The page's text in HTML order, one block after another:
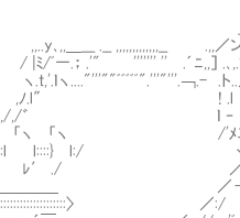
.,,／ン'"゛i./ ﾞ
一.； .'" ''''''' '' .´ﾆ,,］ .､
ﾞﾞﾞﾞﾞ".'''"'''.￢.- .ト..
! .l |.,.l ,i/''r‐.ﾐ￢
ｌ ‐ _..ﾉ'Z'ﾐ/',,″ .
「ヽ 「ヽ /'ﾒ二ｒ'".]>|
l::::::::l l::::} l:/ ヽi ｌ ､ ﾞ
./ ／ '';;＞'',ﾞ..-'',ﾞ / ﾞ
／ -'''´.-'',ﾞ / ﾞ_..-'彡┬
〉 ／:/ ''彡'",ﾞ..-'彡‐" _..-'